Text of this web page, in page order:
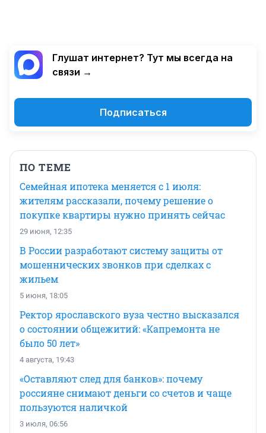
Глушат интернет? Тут мы всегда на
связи →
Подписаться
ПО ТЕМЕ
Семейная ипотека меняется с 1 июля:
жителям рассказали, почему решение о
покупке квартиры нужно принять сейчас
29 июня, 12:35
В России разработают систему защиты от
мошеннических звонков при сделках с
жильем
5 июня, 18:05
Ректор ярославского вуза честно высказался
о состоянии общежитий: «Капремонта не
было 50 лет»
4 августа, 19:43
«Оставляют след для банков»: почему
россияне снимают деньги со счетов и чаще
пользуются наличкой
3 июля, 06:56